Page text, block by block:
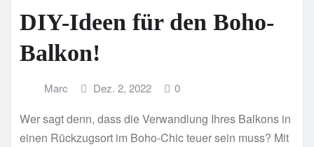
DIY-Ideen für den Boho-
Balkon!
Marc Dez. 2, 2022 0
Wer sagt denn, dass die Verwandlung Ihres Balkons in
einen Rückzugsort im Boho-Chic teuer sein muss? Mit